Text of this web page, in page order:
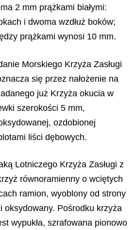
2 mm prążkami białymi:
i dwoma wzdłuż boków;
prążkami wynosi 10 mm.
Morskiego Krzyża Zasługi
się przez nałożenie na
już Krzyża okucia w
szerokości 5 mm,
ozdobionej
liści dębowych.
Lotniczego Krzyża Zasługi z
równoramienny o wciętych
ramion, wyoblony od strony
oksydowany. Pośrodku krzyża
wypukła, szrafowana pionowo